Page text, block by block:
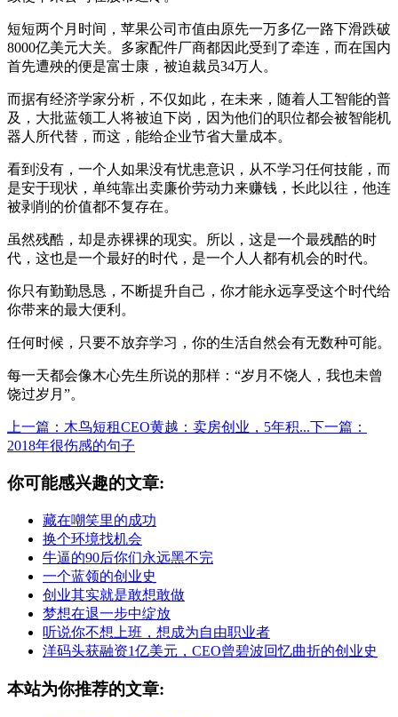
短短两个月时间，苹果公司市值由原先一万多亿一路下滑跌破
8000亿美元大关。多家配件厂商都因此受到了牵连，而在国内
首先遭殃的便是富士康，被迫裁员34万人。
而据有经济学家分析，不仅如此，在未来，随着人工智能的普
及，大批蓝领工人将被迫下岗，因为他们的职位都会被智能机
器人所代替，而这，能给企业节省大量成本。
看到没有，一个人如果没有忧患意识，从不学习任何技能，而
是安于现状，单纯靠出卖廉价劳动力来赚钱，长此以往，他连
被剥削的价值都不复存在。
虽然残酷，却是赤裸裸的现实。所以，这是一个最残酷的时
代，这也是一个最好的时代，是一个人人都有机会的时代。
你只有勤勤恳恳，不断提升自己，你才能永远享受这个时代给
你带来的最大便利。
任何时候，只要不放弃学习，你的生活自然会有无数种可能。
每一天都会像木心先生所说的那样：“岁月不饶人，我也未曾
饶过岁月”。
上一篇：木鸟短租CEO黄越：卖房创业，5年积...下一篇：
2018年很伤感的句子
你可能感兴趣的文章:
藏在嘲笑里的成功
换个环境找机会
牛逼的90后你们永远黑不完
一个蓝领的创业史
创业其实就是敢想敢做
梦想在退一步中绽放
听说你不想上班，想成为自由职业者
洋码头获融资1亿美元，CEO曾碧波回忆曲折的创业史
本站为你推荐的文章: